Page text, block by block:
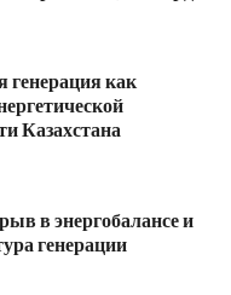
генерация как
Казахстана
в энергобалансе и
генерации